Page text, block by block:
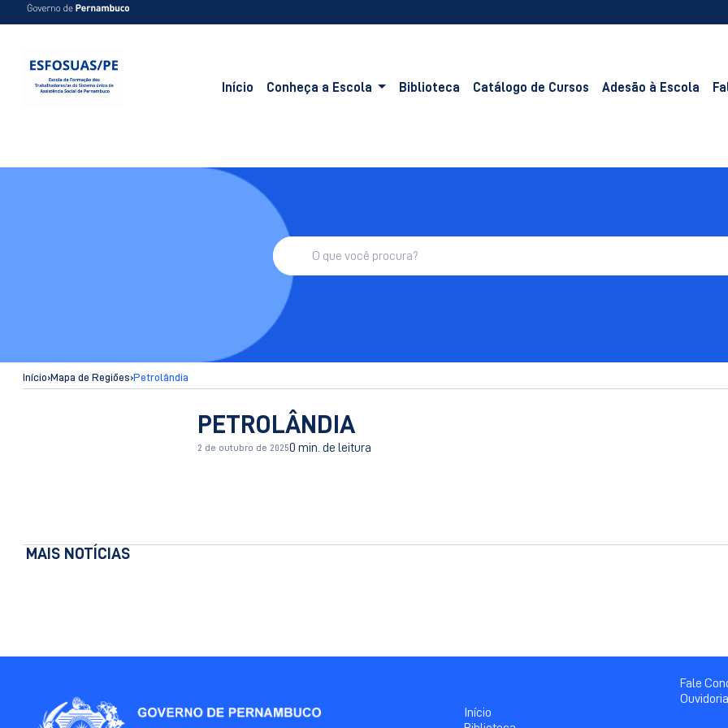
Início Conheça a Escola Biblioteca Catálogo de Cursos Adesão à Escola
Início›Mapa de Regiões›Petrolândia
PETROLÂNDIA
2 de outubro de 20250 min. de leitura
MAIS NOTÍCIAS
Início
Fale
Ouvidoria